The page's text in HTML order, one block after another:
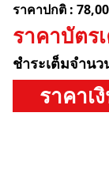
ราคาปกติ :
ราคาบัตร
ชำระเต็มจำน
ราคาเ